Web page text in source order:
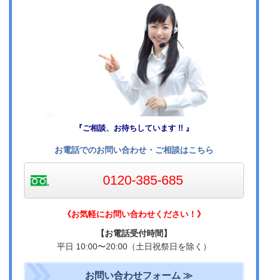
『ご相談、お待ちしています !! 』
お電話でのお問い合わせ・ご相談はこちら
0120-385-685
《お気軽にお問い合わせください！》
【お電話受付時間】
平日 10:00〜20:00（土日祝祭日を除く）
お問い合わせフォーム ≫